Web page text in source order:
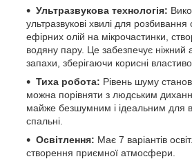
Ультразвукова технологія:
ультразвукові хвилі для розбивання
ефірних олій на мікрочастинки,
водяну пару. Це забезпечує ніжний
запахи, зберігаючи корисні
Тиха робота: Рівень шуму
можна порівняти з людським
майже безшумним і ідеальним для
спальні.
Освітлення: Має 7 варіантів
створення приємної атмосфери.